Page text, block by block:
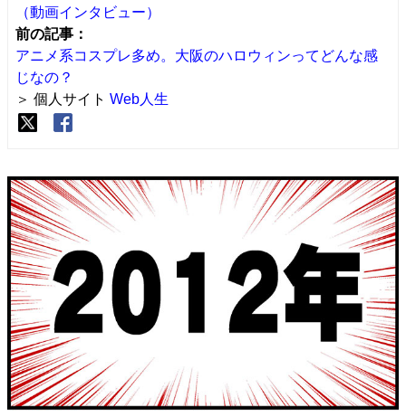
（動画インタビュー）
前の記事：
アニメ系コスプレ多め。大阪のハロウィンってどんな感
じなの？
＞ 個人サイト Web人生